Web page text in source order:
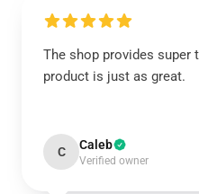
The shop provides super
product is just as great.
C Caleb
Verified owner